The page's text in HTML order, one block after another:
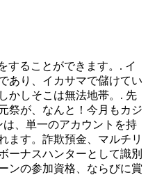
することができます。. イ
あり、イカサマで儲けてい
かしそこは無法地帯。. 先
祭が、なんと！今月もカジ
、単一のアカウントを持
ます。詐欺預金、マルチリ
ーナスハンターとして識別
ンの参加資格、ならびに賞